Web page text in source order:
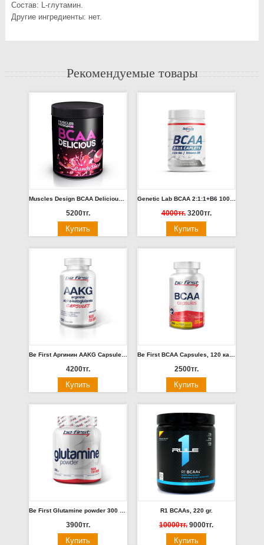
Cостав: L-глутамин.
Другие ингредиенты: нет.
Рекомендуемые товары
Muscles Design BCAA Delicious 200гр. (РедБулл, ежевика, барбарис, ананан, баблгам)
5200тг.
Genetic Lab BCAA 2:1:1+B6 1000mg 90 капс
4000тг. 3200тг.
Be First Аргинин AAKG Capsules, 120 капсул
4200тг. 2500тг.
3900тг.
R1 BCAAs, 220 gr.
10000тг. 9000тг.